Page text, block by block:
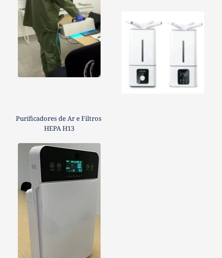
Purificadores de Ar e Filtros
HEPA H13